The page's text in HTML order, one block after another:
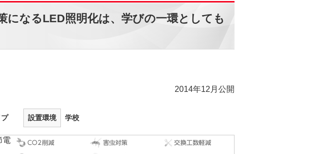
になるLED照明化は、学びの一環としても
2014年12月公開
設置環境 学校